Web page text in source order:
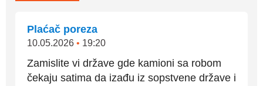
Plaćač poreza
10.05.2026 • 19:20
Zamislite vi države gde kamioni sa robom
čekaju satima da izađu iz sopstvene države i